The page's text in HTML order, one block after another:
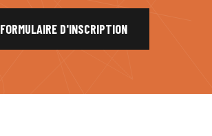
FORMULAIRE D'INSCRIPTION